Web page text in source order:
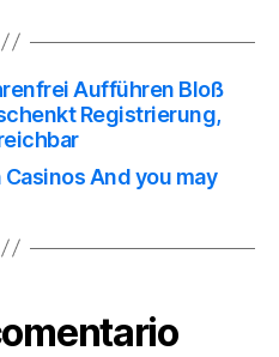
Aufführen Bloß
Registrierung,
And you may